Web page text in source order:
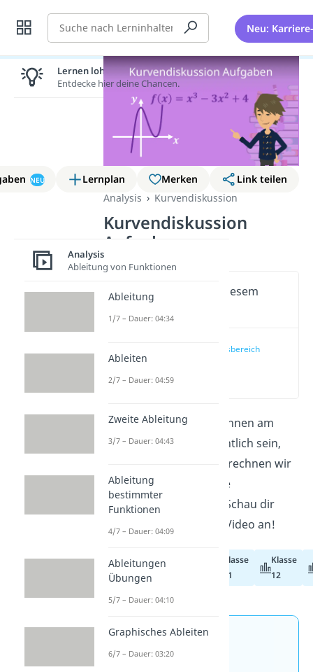
Suche Neu:
NEU Lernplan Merken
Link teilen
Analysis
Kurvendiskussion
Kurvendiskussion
Aufgaben
Wichtige Inhalte in diesem
Definitionsbereich
Kurvendiskussionen können am
Anfang sehr unübersichtlich sein,
aber keine Bange! Hier rechnen wir
mit dir eine vollständige
Kurvendiskussion aus. Schau dir
auch unser passendes Video an!
Abiturvorbereitung
Klasse
11
Klasse
12
Jetzt neu: Teste dein
Wissen mit unseren
Lernen lohnt sich!
Entdecke hier deine Chancen.
Analysis
Ableitung von Funktionen
Ableitung
1/7 – Dauer: 04:34
Ableiten
2/7 – Dauer: 04:59
Zweite Ableitung
3/7 – Dauer: 04:43
Ableitung
bestimmter
Funktionen
4/7 – Dauer: 04:09
Ableitungen
Übungen
5/7 – Dauer: 04:10
Graphisches Ableiten
6/7 – Dauer: 03:20